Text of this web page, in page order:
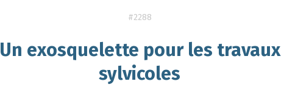
#2288
Un exosquelette pour les travaux
sylvicoles